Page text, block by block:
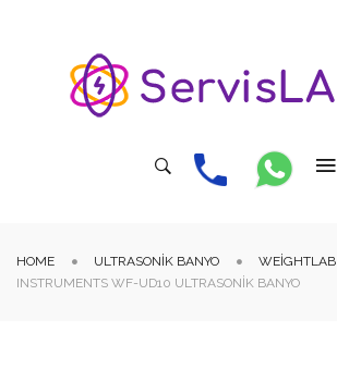
HOME ULTRASONIK BANYO WEIGHTLAB
INSTRUMENTS WF-UD10 ULTRASONIK BANYO